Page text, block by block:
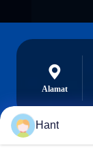
Alamat
Hant